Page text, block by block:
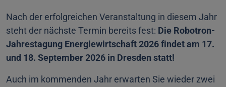
Nach der erfolgreichen Veranstaltung in diesem Jahr
steht der nächste Termin bereits fest: Die Robotron-
Jahrestagung Energiewirtschaft 2026 findet am 17.
und 18. September 2026 in Dresden statt!
Auch im kommenden Jahr erwarten Sie wieder zwei